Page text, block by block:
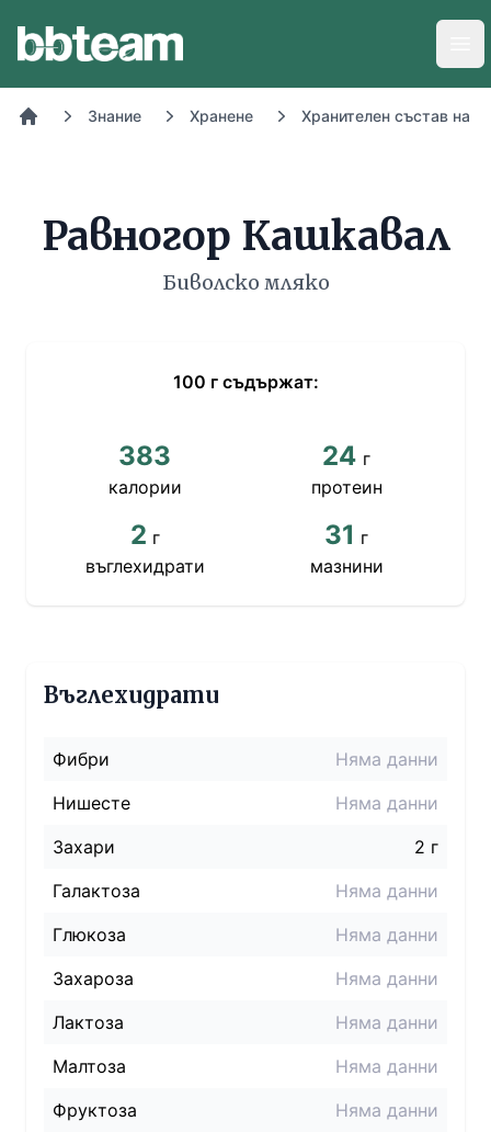
Знание Хранене Хранителен състав на
Равногор Кашкавал
Биволско мляко
100 г съдържат:
383
калории
24 г
протеин
2 г
въглехидрати
31 г
мазнини
Въглехидрати
Фибри
Няма данни
Нишесте
Няма данни
Захари
2 г
Галактоза
Няма данни
Глюкоза
Няма данни
Захароза
Няма данни
Лактоза
Няма данни
Малтоза
Няма данни
Фруктоза
Няма данни